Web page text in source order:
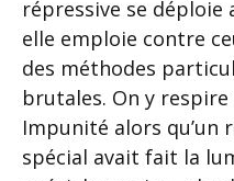
répressive se déploie
elle emploie contre
des méthodes
brutales. On y
Impunité alors qu’un
spécial avait fait la